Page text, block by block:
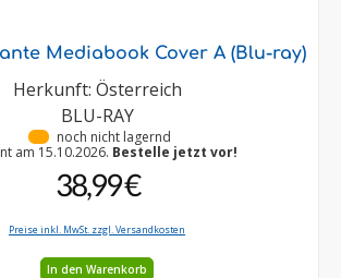
Mediabook Cover A (Blu-ray)
Herkunft: Österreich
BLU-RAY
noch nicht lagernd
am 15.10.2026. Bestelle jetzt vor!
38,99 €
Preise inkl. MwSt. zzgl. Versandkosten
In den Warenkorb